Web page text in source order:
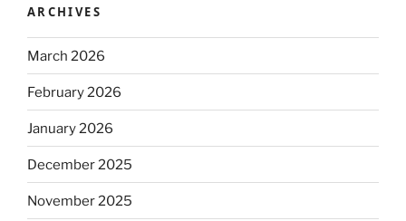
ARCHIVES
March 2026
February 2026
January 2026
December 2025
November 2025